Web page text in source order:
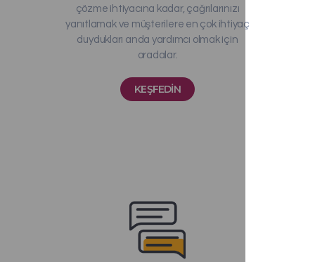
çözme ihtiyacına kadar, çağrılarınızı
yanıtlamak ve müşterilere en çok ihtiyaç
duydukları anda yardımcı olmak için
oradalar.
KEŞFEDIN